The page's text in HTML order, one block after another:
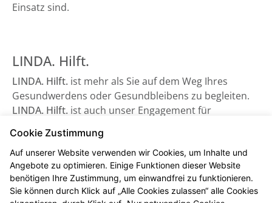
Einsatz sind.
LINDA. Hilft.
LINDA. Hilft. ist mehr als Sie auf dem Weg Ihres
Gesundwerdens oder Gesundbleibens zu begleiten.
LINDA. Hilft. ist auch unser Engagement für
angewiesen sind - sowie beispielsweise der
Bundesverband Kinderhospiz e. V. Schauen Sie gerne
einmal vorbei.
Cookie Zustimmung
Auf unserer Website verwenden wir Cookies, um Inhalte und
Angebote zu optimieren. Einige Funktionen dieser Website
benötigen Ihre Zustimmung, um einwandfrei zu funktionieren.
Sie können durch Klick auf „Alle Cookies zulassen“ alle Cookies